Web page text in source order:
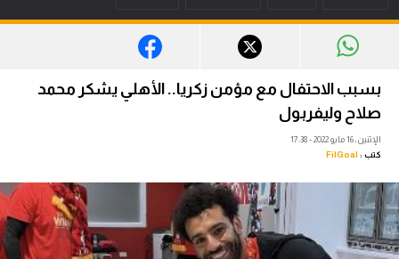
أخبار
ميركاتو
فانتازي في الجول
مسابقة التوقعات
فيديوهات
عدسات
بسبب الاحتفال مع مؤمن زكريا.. الأهلي يشكر محمد
صلاح وليفربول
الإثنين، 16 مايو 2022 - 17:38
كتب : FilGoal